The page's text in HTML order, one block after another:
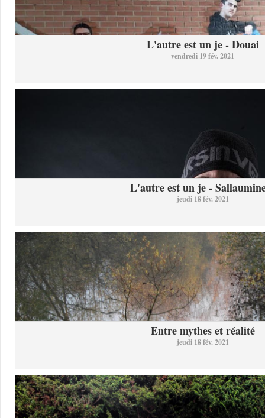
L'autre est un je - Douai
vendredi 19 fév. 2021
L'autre est un je -
jeudi 18 fév. 2021
Entre mythes et réalité
jeudi 18 fév. 2021